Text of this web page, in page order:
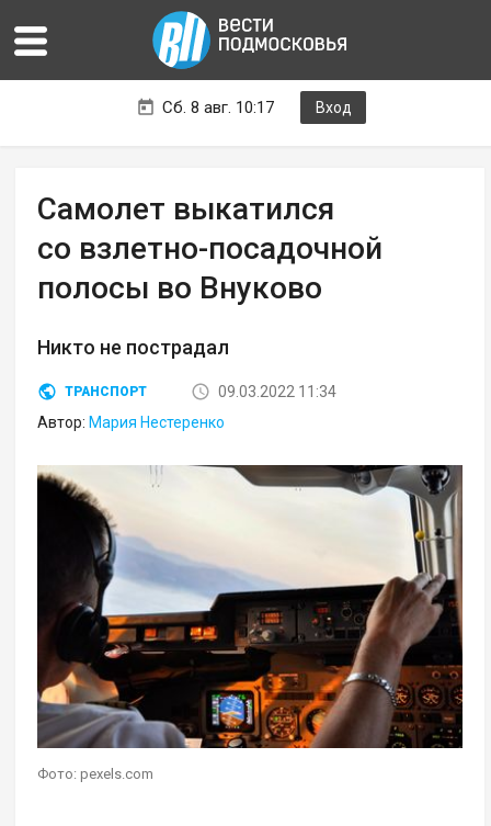
Сб. 8 авг. 10:17 Вход
Самолет выкатился
со взлетно-посадочной
полосы во Внуково
Никто не пострадал
ТРАНСПОРТ
09.03.2022 11:34
Автор: Мария Нестеренко
Фото: pexels.com